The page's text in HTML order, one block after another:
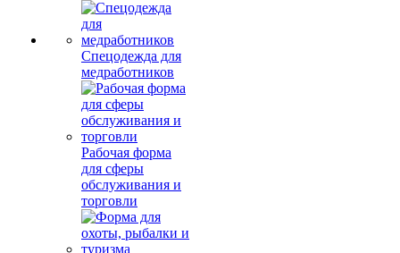
Спецодежда для
медработников
Рабочая форма
для сферы
обслуживания и
торговли